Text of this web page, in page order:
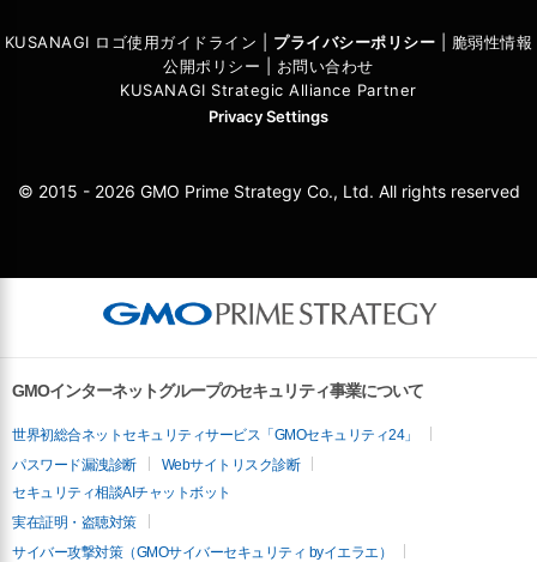
KUSANAGI ロゴ使用ガイドライン プライバシーポリシー
脆弱性情報
公開ポリシー
お問い合わせ
KUSANAGI Strategic Alliance Partner
Privacy Settings
© 2015 - 2026 GMO Prime Strategy Co., Ltd. All rights reserved
GMOインターネットグループのセキュリティ事業について
世界初総合ネットセキュリティサービス「GMOセキュリティ24」
パスワード漏洩診断
Webサイトリスク診断
セキュリティ相談AIチャットボット
実在証明・盗聴対策
サイバー攻撃対策（GMOサイバーセキュリティ byイエラエ）